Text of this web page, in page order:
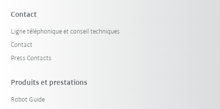
Contact
Ligne téléphonique et conseil techniques
Contact
Press Contacts
Produits et prestations
Robot Guide